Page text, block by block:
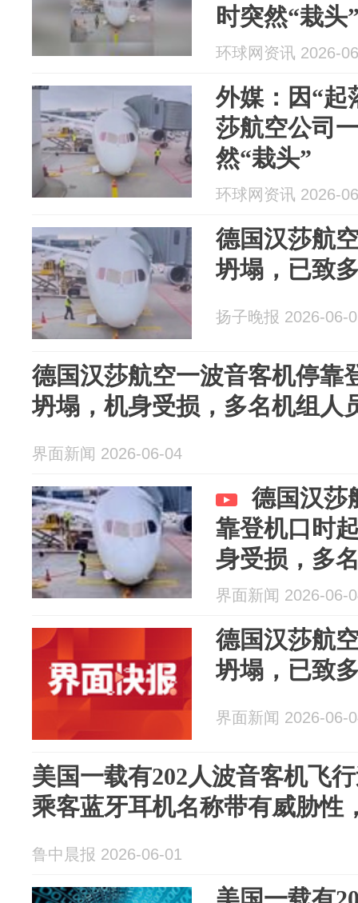
时突然“栽头
环球网资讯 2026-
外媒：因“起
莎航空公司
然“栽头”
环球网资讯 2026-
德国汉莎航
坍塌，已致
扬子晚报 2026-06-
德国汉莎航空一波音客机停靠
坍塌，机身受损，多名机组人
界面新闻 2026-06-04
德国汉莎
靠登机口时
身受损，多
界面新闻 2026-06-
德国汉莎航
坍塌，已致
界面新闻 2026-06-
美国一载有202人波音客机飞
乘客蓝牙耳机名称带有威胁性
鲁中晨报 2026-06-01